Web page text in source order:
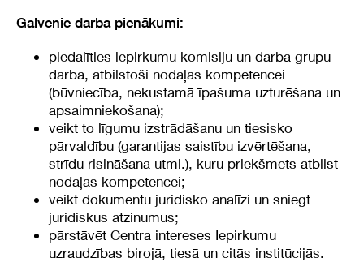
Galvenie darba pienākumi:
piedalīties iepirkumu komisiju un darba grupu
darbā, atbilstoši nodaļas kompetencei
(būvniecība, nekustamā īpašuma uzturēšana un
apsaimniekošana);
veikt to līgumu izstrādāšanu un tiesisko
pārvaldību (garantijas saistību izvērtēšana,
strīdu risināšana utml.), kuru priekšmets atbilst
nodaļas kompetencei;
veikt dokumentu juridisko analīzi un sniegt
juridiskus atzinumus;
pārstāvēt Centra intereses Iepirkumu
uzraudzības birojā, tiesā un citās institūcijās.